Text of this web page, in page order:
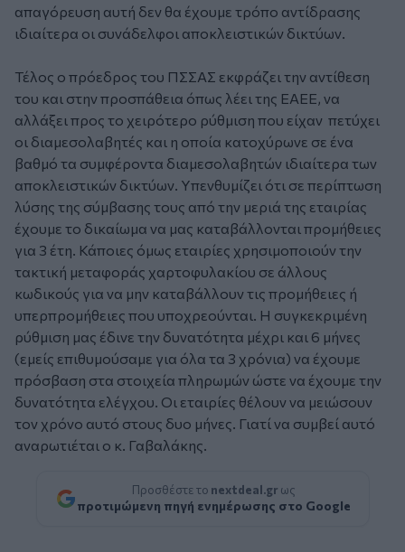
απαγόρευση αυτή δεν θα έχουμε τρόπο αντίδρασης
ιδιαίτερα οι συνάδελφοι αποκλειστικών δικτύων.
Τέλος ο πρόεδρος του ΠΣΣΑΣ εκφράζει την αντίθεση
του και στην προσπάθεια όπως λέει της ΕΑΕΕ, να
αλλάξει προς το χειρότερο ρύθμιση που είχαν πετύχει
οι διαμεσολαβητές και η οποία κατοχύρωνε σε ένα
βαθμό τα συμφέροντα διαμεσολαβητών ιδιαίτερα των
αποκλειστικών δικτύων. Υπενθυμίζει ότι σε περίπτωση
λύσης της σύμβασης τους από την μεριά της εταιρίας
έχουμε το δικαίωμα να μας καταβάλλονται προμήθειες
για 3 έτη. Κάποιες όμως εταιρίες χρησιμοποιούν την
τακτική μεταφοράς χαρτοφυλακίου σε άλλους
κωδικούς για να μην καταβάλλουν τις προμήθειες ή
υπερπρομήθειες που υποχρεούνται. Η συγκεκριμένη
ρύθμιση μας έδινε την δυνατότητα μέχρι και 6 μήνες
(εμείς επιθυμούσαμε για όλα τα 3 χρόνια) να έχουμε
πρόσβαση στα στοιχεία πληρωμών ώστε να έχουμε την
δυνατότητα ελέγχου. Οι εταιρίες θέλουν να μειώσουν
τον χρόνο αυτό στους δυο μήνες. Γιατί να συμβεί αυτό
αναρωτιέται ο κ. Γαβαλάκης.
Προσθέστε το nextdeal.gr ως
προτιμώμενη πηγή ενημέρωσης στο Google